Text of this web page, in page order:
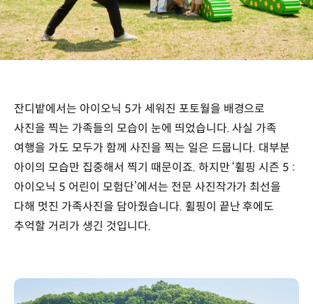
잔디밭에서는 아이오닉 5가 세워진 포토월을 배경으로
사진을 찍는 가족들의 모습이 눈에 띄었습니다. 사실 가족
여행을 가도 모두가 함께 사진을 찍는 일은 드뭅니다. 대부분
아이의 모습만 집중해서 찍기 때문이죠. 하지만 ‘휠핑 시즌 5 :
아이오닉 5 어린이 모험단’에서는 전문 사진작가가 최선을
다해 멋진 가족사진을 담아줬습니다. 휠핑이 끝난 후에도
추억할 거리가 생긴 것입니다.